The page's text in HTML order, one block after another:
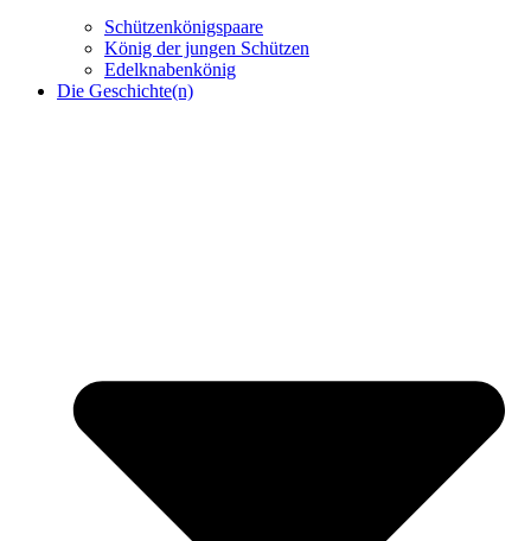
Schützenkönigspaare
König der jungen Schützen
Edelknabenkönig
Die Geschichte(n)